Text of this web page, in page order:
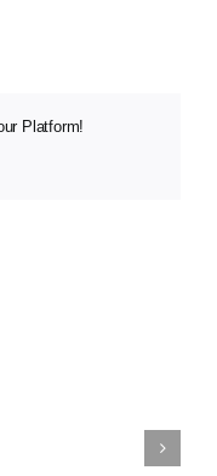
Platform!